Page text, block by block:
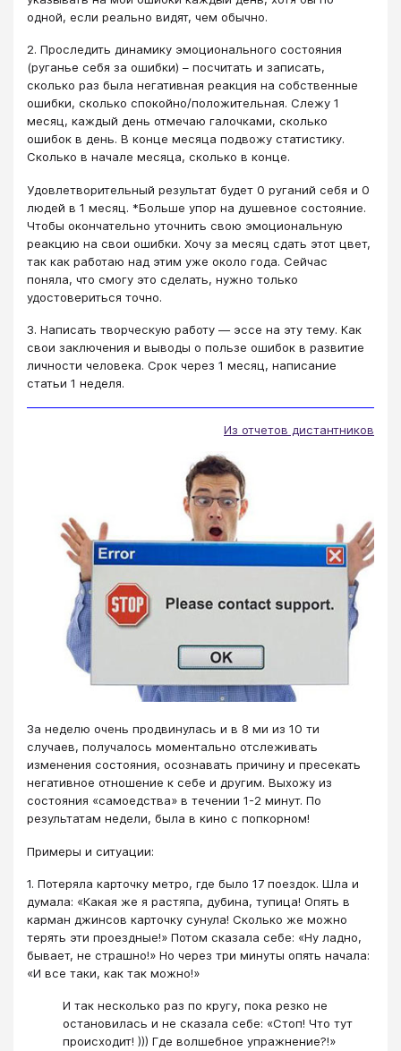
одной, если реально видят, чем обычно.
2. Проследить динамику эмоционального состояния
(руганье себя за ошибки) – посчитать и записать,
сколько раз была негативная реакция на собственные
ошибки, сколько спокойно/положительная. Слежу 1
месяц, каждый день отмечаю галочками, сколько
ошибок в день. В конце месяца подвожу статистику.
Сколько в начале месяца, сколько в конце.
Удовлетворительный результат будет 0 руганий себя и 0
людей в 1 месяц. *Больше упор на душевное состояние.
Чтобы окончательно уточнить свою эмоциональную
реакцию на свои ошибки. Хочу за месяц сдать этот цвет,
так как работаю над этим уже около года. Сейчас
поняла, что смогу это сделать, нужно только
удостовериться точно.
3. Написать творческую работу — эссе на эту тему. Как
свои заключения и выводы о пользе ошибок в развитие
личности человека. Срок через 1 месяц, написание
статьи 1 неделя.
Из отчетов дистантников
За неделю очень продвинулась и в 8 ми из 10 ти
случаев, получалось моментально отслеживать
изменения состояния, осознавать причину и пресекать
негативное отношение к себе и другим. Выхожу из
состояния «самоедства» в течении 1-2 минут. По
результатам недели, была в кино с попкорном!
Примеры и ситуации:
1. Потеряла карточку метро, где было 17 поездок. Шла и
думала: «Какая же я растяпа, дубина, тупица! Опять в
карман джинсов карточку сунула! Сколько же можно
терять эти проездные!» Потом сказала себе: «Ну ладно,
бывает, не страшно!» Но через три минуты опять начала:
«И все таки, как так можно!»
И так несколько раз по кругу, пока резко не
остановилась и не сказала себе: «Стоп! Что тут
происходит! ))) Где волшебное упражнение?!»